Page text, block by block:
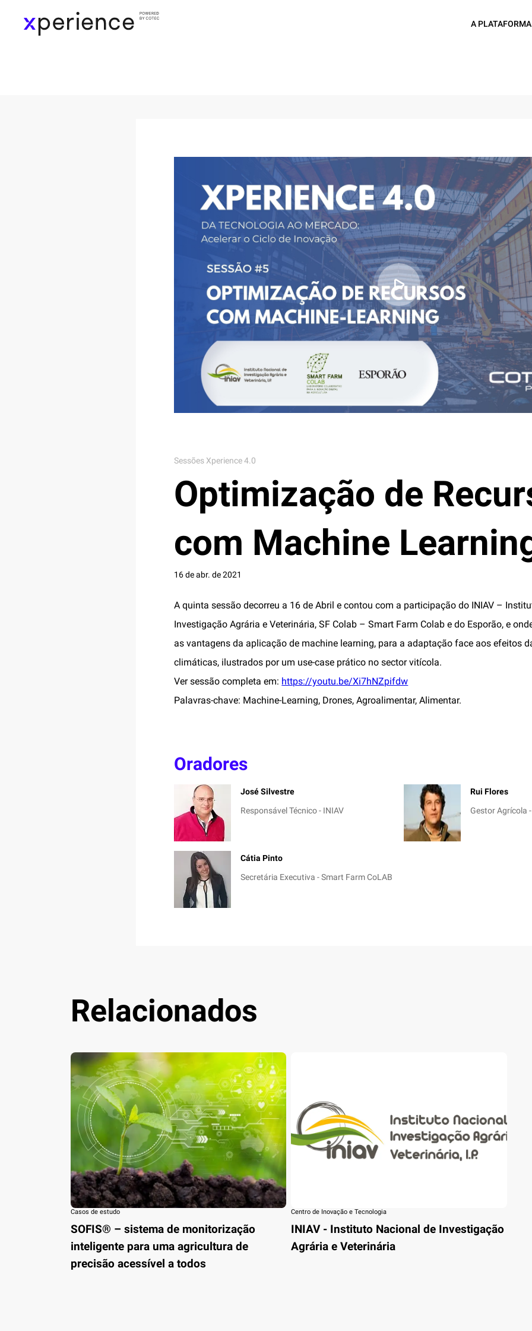
A PLATAFORMA
Sessões Xperience 4.0
Optimização de
com Machine
16 de abr. de 2021
A quinta sessão decorreu a 16 de Abril e contou com a participação do INIAV –
Investigação Agrária e Veterinária, SF Colab – Smart Farm Colab e do Esporão, e
as vantagens da aplicação de machine learning, para a adaptação face aos efeitos
climáticas, ilustrados por um use-case prático no sector vitícola.
Ver sessão completa em: https://youtu.be/Xi7hNZpifdw
Palavras-chave: Machine-Learning, Drones, Agroalimentar, Alimentar.
Oradores
José Silvestre
Responsável Técnico - INIAV
Rui Flores
Gestor Agrícola
Cátia Pinto
Secretária Executiva - Smart Farm CoLAB
Relacionados
Casos de estudo
SOFIS® – sistema de monitorização
inteligente para uma agricultura de
precisão acessível a todos
Centro de Inovação e Tecnologia
INIAV - Instituto Nacional de Investigação
Agrária e Veterinária